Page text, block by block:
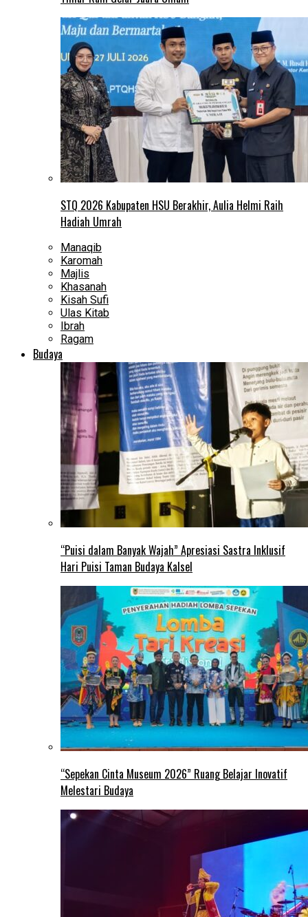
STQ 2026 Kabupaten HSU Berakhir, Aulia Helmi Raih
Hadiah Umrah
Manaqib
Karomah
Majlis
Khasanah
Kisah Sufi
Ulas Kitab
Ibrah
Ragam
Budaya
“Puisi dalam Banyak Wajah” Apresiasi Sastra Inklusif
Hari Puisi Taman Budaya Kalsel
“Sepekan Cinta Museum 2026” Ruang Belajar Inovatif
Melestari Budaya